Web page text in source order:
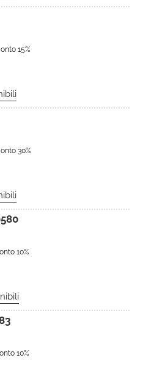
15%
30%
10%
10%